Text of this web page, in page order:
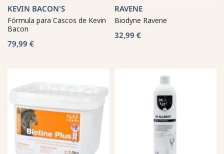
KEVIN BACON'S
Fórmula para Cascos de Kevin
Bacon
79,99 €
RAVENE
Biodyne Ravene
32,99 €